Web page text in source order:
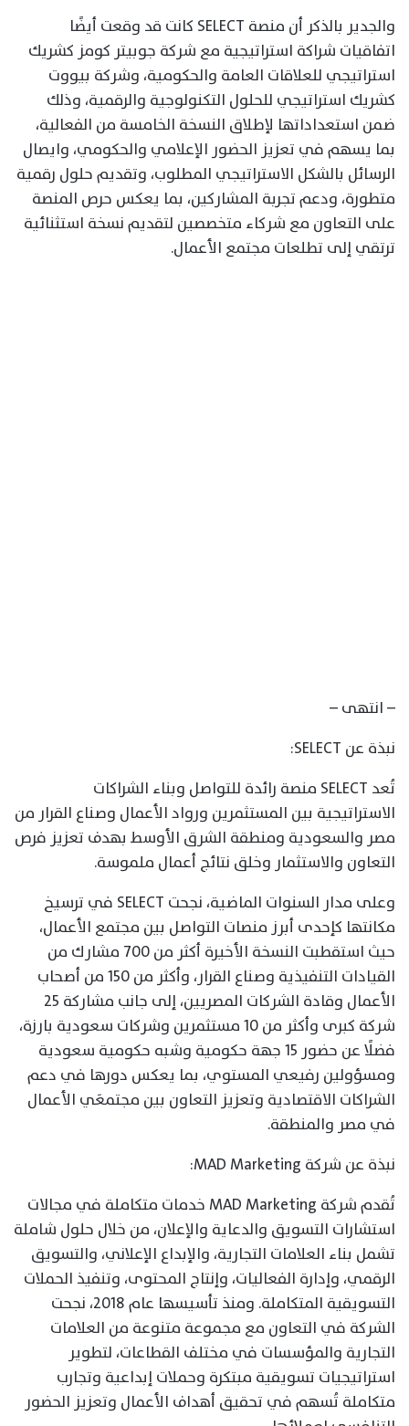
والجدير بالذكر أن منصة SELECT كانت قد وقعت أيضًا
اتفاقيات شراكة استراتيجية مع شركة جوبيتر كومز كشريك
استراتيجي للعلاقات العامة والحكومية، وشركة بيووت
كشريك استراتيجي للحلول التكنولوجية والرقمية، وذلك
ضمن استعداداتها لإطلاق النسخة الخامسة من الفعالية،
بما يسهم في تعزيز الحضور الإعلامي والحكومي، وايصال
الرسائل بالشكل الاستراتيجي المطلوب، وتقديم حلول رقمية
متطورة، ودعم تجربة المشاركين، بما يعكس حرص المنصة
على التعاون مع شركاء متخصصين لتقديم نسخة استثنائية
ترتقي إلى تطلعات مجتمع الأعمال.
– انتهى –
نبذة عن SELECT:
تُعد SELECT منصة رائدة للتواصل وبناء الشراكات
الاستراتيجية بين المستثمرين ورواد الأعمال وصناع القرار من
مصر والسعودية ومنطقة الشرق الأوسط بهدف تعزيز فرص
التعاون والاستثمار وخلق نتائج أعمال ملموسة.
وعلى مدار السنوات الماضية، نجحت SELECT في ترسيخ
مكانتها كإحدى أبرز منصات التواصل بين مجتمع الأعمال،
حيث استقطبت النسخة الأخيرة أكثر من 700 مشارك من
القيادات التنفيذية وصناع القرار، وأكثر من 150 من أصحاب
الأعمال وقادة الشركات المصريين، إلى جانب مشاركة 25
شركة كبرى وأكثر من 10 مستثمرين وشركات سعودية بارزة،
فضلًا عن حضور 15 جهة حكومية وشبه حكومية سعودية
ومسؤولين رفيعي المستوي، بما يعكس دورها في دعم
الشراكات الاقتصادية وتعزيز التعاون بين مجتمعَي الأعمال
في مصر والمنطقة.
نبذة عن شركة MAD Marketing:
تُقدم شركة MAD Marketing خدمات متكاملة في مجالات
استشارات التسويق والدعاية والإعلان، من خلال حلول شاملة
تشمل بناء العلامات التجارية، والإبداع الإعلاني، والتسويق
الرقمي، وإدارة الفعاليات، وإنتاج المحتوى، وتنفيذ الحملات
التسويقية المتكاملة. ومنذ تأسيسها عام 2018، نجحت
الشركة في التعاون مع مجموعة متنوعة من العلامات
التجارية والمؤسسات في مختلف القطاعات، لتطوير
استراتيجيات تسويقية مبتكرة وحملات إبداعية وتجارب
متكاملة تُسهم في تحقيق أهداف الأعمال وتعزيز الحضور